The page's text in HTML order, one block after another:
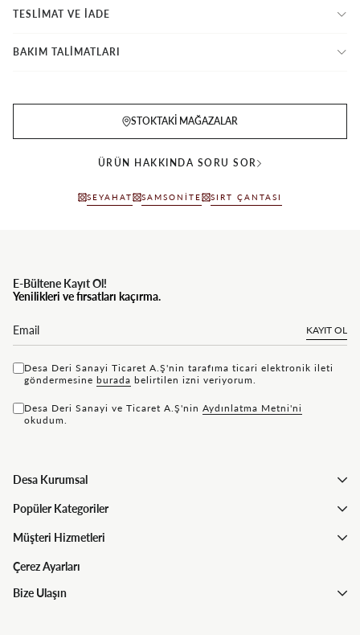
TESLİMAT VE İADE
BAKIM TALİMATLARI
STOKTAKI MAĞAZALAR
ÜRÜN HAKKINDA SORU SOR
SEYAHAT SAMSONITE SIRT ÇANTASI
E-Bültene Kayıt Ol!
Yenilikleri ve fırsatları kaçırma.
KAYIT OL
Desa Deri Sanayi Ticaret A.Ş'nin tarafıma ticari elektronik ileti
göndermesine bu rada belirtilen izni veriyorum.
Desa Deri Sanayi ve Ticaret A.Ş'nin Aydınlatma Metni'ni
okudum.
Desa Kurumsal
Popüler Kategoriler
Müşteri Hizmetleri
Çerez Ayarları
Bize Ulaşın